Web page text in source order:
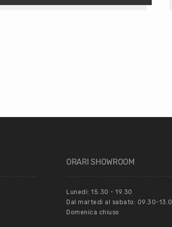
ORARI SHOWROOM
Lunedì: 15.30 - 19.30
Dal martedì al sabato: 09.30-
Domenica chiuso